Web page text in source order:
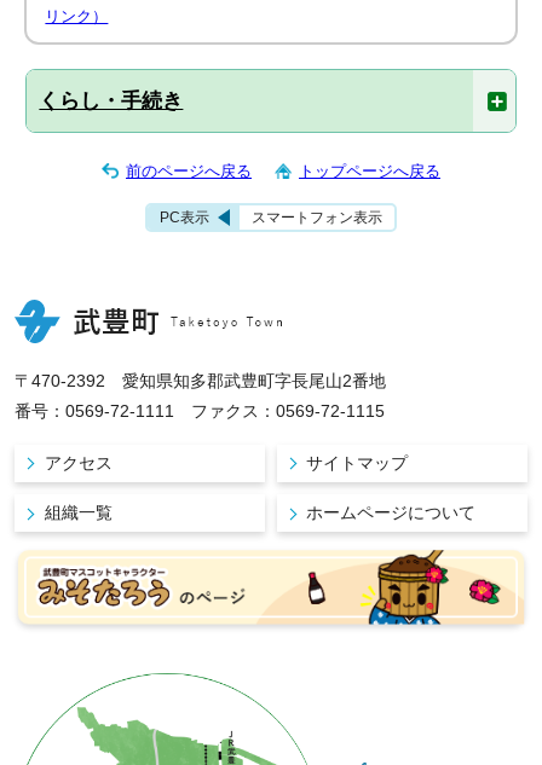
リンク）
くらし・手続き
前のページへ戻る トップページへ戻る
PC表示 スマートフォン表示
〒470-2392 愛知県知多郡武豊町字長尾山2番地
番号：0569-72-1111 ファクス：0569-72-1115
アクセス サイトマップ
組織一覧 ホームページについて